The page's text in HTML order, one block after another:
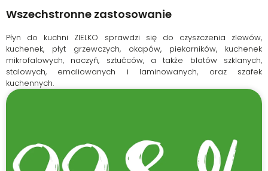
Wszechstronne zastosowanie​
Płyn do kuchni ZIELKO sprawdzi się do czyszczenia zlewów,
kuchenek, płyt grzewczych, okapów, piekarników, kuchenek
mikrofalowych, naczyń, sztućców, a także blatów szklanych,
stalowych, emaliowanych i laminowanych, oraz szafek
kuchennych.